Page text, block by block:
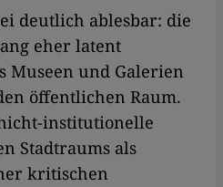
deutlich ablesbar: die
eher latent
Museen und Galerien
öffentlichen Raum.
institutionelle
Stadtraums als
kritischen